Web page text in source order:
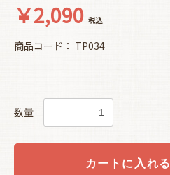
￥2,090 税込
商品コード： TP034
数量
カートに入れる